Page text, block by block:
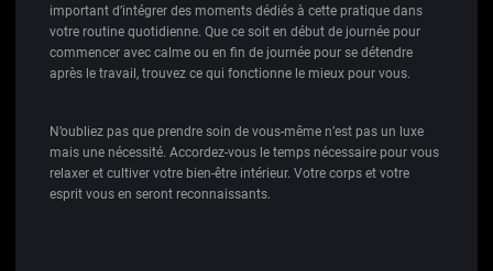
important d’intégrer des moments dédiés à cette pratique dans
votre routine quotidienne. Que ce soit en début de journée pour
commencer avec calme ou en fin de journée pour se détendre
après le travail, trouvez ce qui fonctionne le mieux pour vous.
N’oubliez pas que prendre soin de vous-même n’est pas un luxe
mais une nécessité. Accordez-vous le temps nécessaire pour vous
relaxer et cultiver votre bien-être intérieur. Votre corps et votre
esprit vous en seront reconnaissants.